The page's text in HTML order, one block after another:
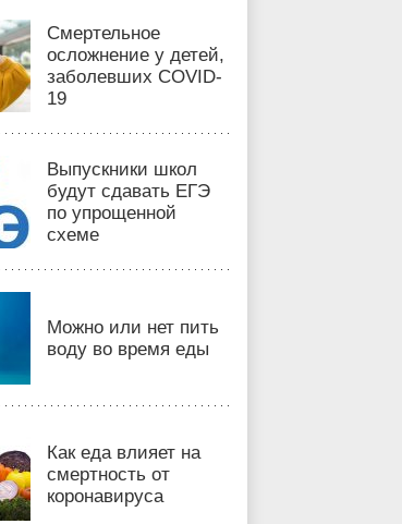
Смертельное
осложнение у детей,
заболевших COVID-
19
Выпускники школ
будут сдавать ЕГЭ
по упрощенной
схеме
Можно или нет пить
воду во время еды
Как еда влияет на
смертность от
коронавируса